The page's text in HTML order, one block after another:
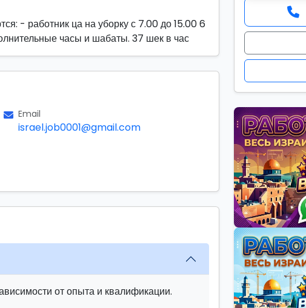
- работник ца на уборку с 7.00 до 15.00 6
часы и шабаты. 37 шек в час
Email
israel.job0001@gmail.com
от опыта и квалификации.